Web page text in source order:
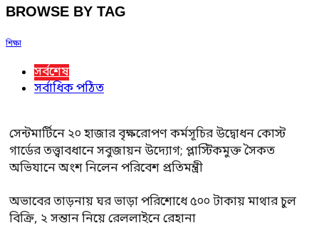
BROWSE BY TAG
শিক্ষা
সর্বশেষ
সর্বাধিক পঠিত
সেন্টমার্টিনে ২০ হাজার বৃক্ষরোপণ কর্মসূচির উদ্বোধন কোস্ট
গার্ডের তত্ত্বাবধানে সবুজায়ন উদ্যোগ; প্লাস্টিকমুক্ত সৈকত
অভিযানে অংশ নিলেন পরিবেশ প্রতিমন্ত্রী
অভাবের তাড়নায় ঘর ভাড়া পরিশোধে ৫০০ টাকায় মাথার চুল
বিক্রি, ২ সন্তান নিয়ে রেললাইনে রেহানা